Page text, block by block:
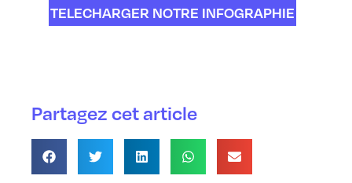
TELECHARGER NOTRE INFOGRAPHIE
Partagez cet article